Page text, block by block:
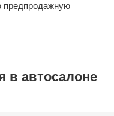
предпродажную
в автосалоне